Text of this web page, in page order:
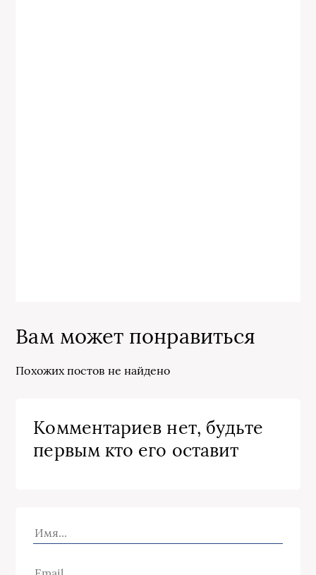
Вам может понравиться
Похожих постов не найдено
Комментариев нет, будьте
первым кто его оставит